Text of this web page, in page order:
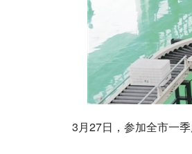
3月27日，参加全市一